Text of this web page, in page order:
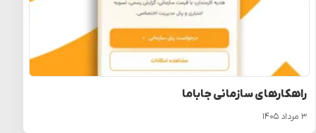
راهکارهای سازمانی جاباما
۳ مرداد ۱۴۰۵